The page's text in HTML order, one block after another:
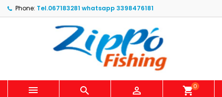
Phone: Tel.067183281 whatsapp 3398476181
   shopping_cart0